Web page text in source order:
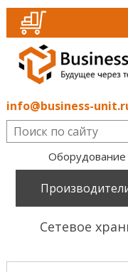
info@business-
Сетевое